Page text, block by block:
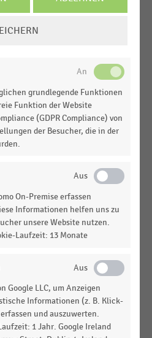
Handel - Top 5 der
EINZELHANDEL INFOGRAFIK
Scanning per Smartphone-App
EINZELHANDEL|STATISTIK
im Kassenprozess im
Handel - Top 5 der
STATISTIK
im Kassenprozess im
Handel (2022)
|STATISTIK
aus Kundensicht
während der Corona-Pandemie
|STATISTIK
einer herkömmlichen
grundlegende Funktionen
Funktion der Website
(GDPR Compliance) von
der Besucher, die in der
On-Premise erfassen
Informationen helfen uns zu
unsere Website nutzen.
Laufzeit: 13 Monate
Google LLC, um Anzeigen
Informationen (z. B. Klick-
und auszuwerten.
1 Jahr. Google Ireland